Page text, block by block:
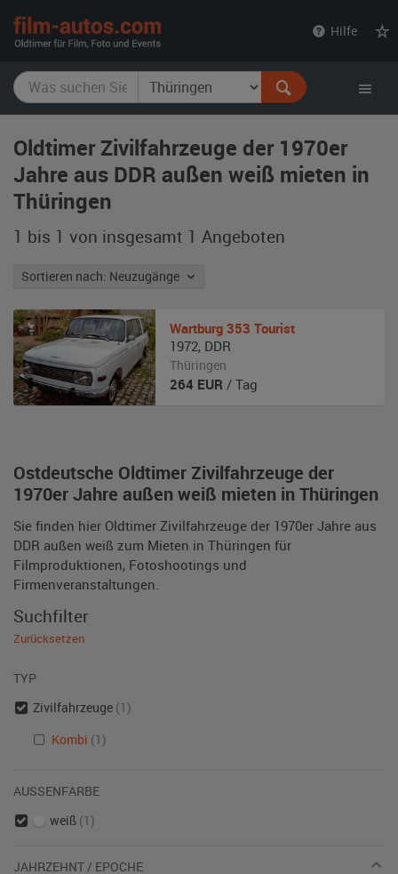
Hilfe
Oldtimer Zivilfahrzeuge der 1970er
Jahre aus DDR außen weiß mieten in
Thüringen
1 bis 1 von insgesamt 1 Angeboten
Sortieren nach: Neuzugänge
Ostdeutsche Oldtimer Zivilfahrzeuge der
1970er Jahre außen weiß mieten in Thüringen
Sie finden hier Oldtimer Zivilfahrzeuge der 1970er Jahre aus
DDR außen weiß zum Mieten in Thüringen für
Filmproduktionen, Fotoshootings und
Firmenveranstaltungen.
Wartburg 353 Tourist
1972, DDR
Thüringen
264 EUR / Tag
Suchfilter
Zurücksetzen
TYP
Zivilfahrzeuge (1)
Kombi (1)
AUSSENFARBE
weiß (1)
JAHRZEHNT / EPOCHE